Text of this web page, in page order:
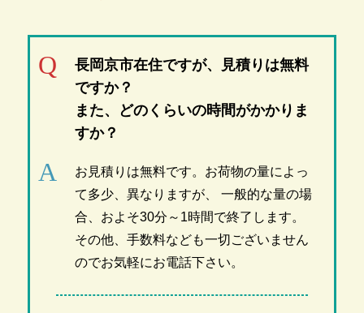
長岡京市在住ですが、見積りは無料
ですか？
また、どのくらいの時間がかかりま
すか？
お見積りは無料です。お荷物の量によっ
て多少、異なりますが、 一般的な量の場
合、およそ30分～1時間で終了します。
その他、手数料なども一切ございません
のでお気軽にお電話下さい。